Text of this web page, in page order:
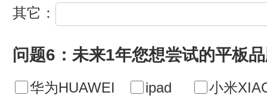
其它：
问题6：未来1年您想尝试的平板
华为HUAWEI ipad
小米